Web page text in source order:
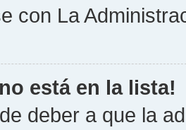
con La
está en la lista!
deber a que la